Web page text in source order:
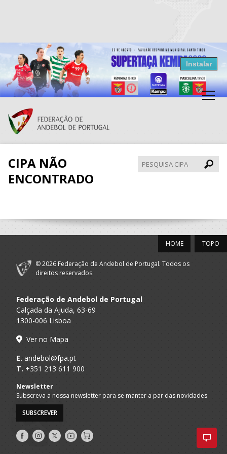
Resultados Andebol
Federação de Andebol de Portugal
Grátis - Disponivel na Play Store
Instalar
CIPA NÃO
ENCONTRADO
CIPA
TOPO
HOME
© 2026 Federação de Andebol de Portugal. Todos os
direitos reservados.
Federação de Andebol de Portugal
Calçada da Ajuda, 63-69
1300-006 Lisboa
Ver no Mapa
E. andebol@fpa.pt
T. +351 213 611 900
Newsletter
Subscreva a nossa newsletter para se manter a par das novidades
SUBSCREVER
Siga-
nos
Siga-
nos
Siga-
nos
AndebolTV
Loja